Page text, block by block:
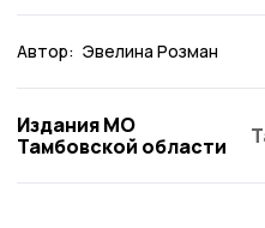
Автор: Эвелина Розман
Издания МО
Тамбовской области